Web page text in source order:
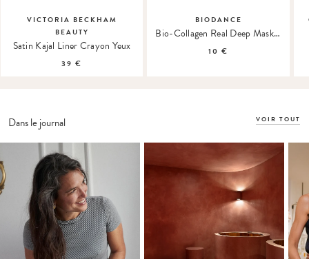
VICTORIA BECKHAM
BEAUTY
Satin Kajal Liner Crayon Yeux
39 €
BIODANCE
Bio-Collagen Real Deep Mask Masque Hydrogel
10 €
Dans le journal VOIR TOUT